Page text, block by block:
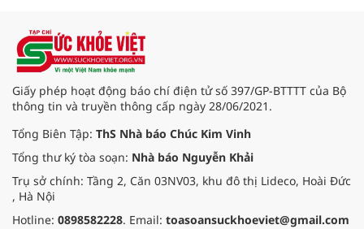
Giấy phép hoạt động báo chí điện tử số 397/GP-BTTTT của Bộ
thông tin và truyền thông cấp ngày 28/06/2021.
Tổng Biên Tập: ThS Nhà báo Chúc Kim Vinh
Tổng thư ký tòa soạn: Nhà báo Nguyễn Khải
Trụ sở chính: Tầng 2, Căn 03NV03, khu đô thị Lideco, Hoài Đức
, Hà Nội
Hotline: 0898582228. Email: toasoansuckhoeviet@gmail.com